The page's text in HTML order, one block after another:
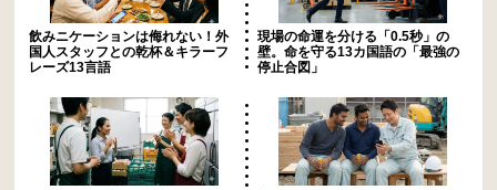
飲みニケーションは侮れない！外
国人スタッフとの乾杯＆キラーフ
レーズ13言語
現場の命運を分ける「0.5秒」の
壁。命を守る13カ国語の「最強の
停止合図」